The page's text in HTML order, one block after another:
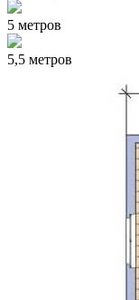
5 метров
5,5 метров